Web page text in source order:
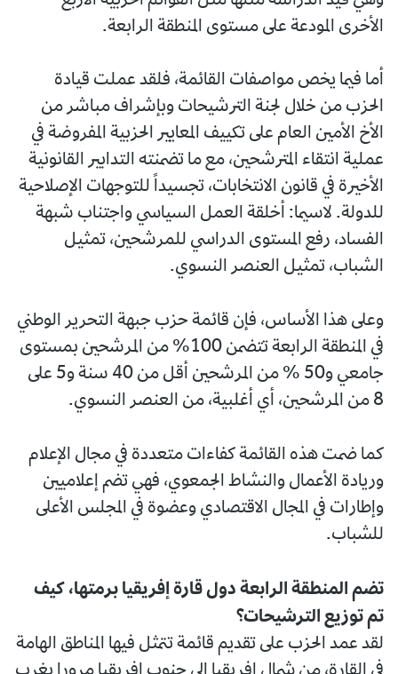
الأخرى المودعة على مستوى المنطقة الرابعة.
أما فيما يخص مواصفات القائمة، فلقد عملت قيادة
الحزب من خلال لجنة الترشيحات وبإشراف مباشر من
الأخ الأمين العام على تكييف المعايير الحزبية المفروضة في
عملية انتقاء المترشحين، مع ما تضمنته التدابير القانونية
الأخيرة في قانون الانتخابات، تجسيداً للتوجهات الإصلاحية
للدولة. لاسيما: أخلقة العمل السياسي واجتناب شبهة
الفساد، رفع المستوى الدراسي للمرشحين، تمثيل
الشباب، تمثيل العنصر النسوي.
وعلى هذا الأساس، فإن قائمة حزب جبهة التحرير الوطني
في المنطقة الرابعة تتضمن 100% من المرشحين بمستوى
جامعي و50 % من المرشحين أقل من 40 سنة و5 على
8 من المرشحين، أي أغلبية، من العنصر النسوي.
كما ضمت هذه القائمة كفاءات متعددة في مجال الإعلام
وريادة الأعمال والنشاط الجمعوي، فهي تضم إعلاميين
وإطارات في المجال الاقتصادي وعضوة في المجلس الأعلى
للشباب.
تضم المنطقة الرابعة دول قارة إفريقيا برمتها، كيف
تم توزيع الترشيحات؟
لقد عمد الحزب على تقديم قائمة تتمثل فيها المناطق الهامة